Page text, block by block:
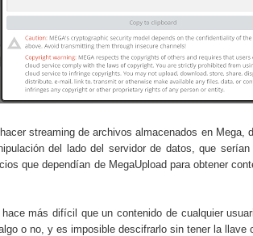
streaming de archivos almacenados en Mega,
del lado del servidor de datos, que
que dependían de MegaUpload para obtener
más difícil que un contenido de cualquier
o no, y es imposible descifrarlo sin tener la llave